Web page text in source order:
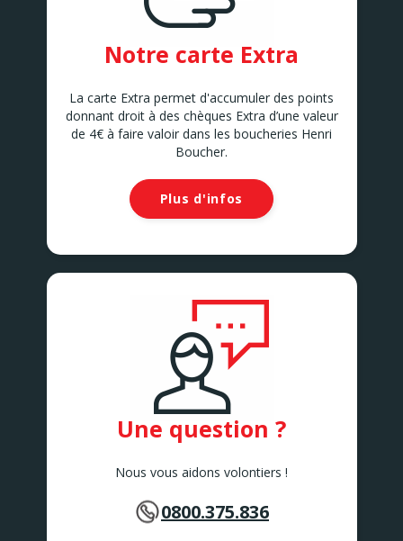
Notre carte Extra
La carte Extra permet d'accumuler des points
donnant droit à des chèques Extra d’une valeur
de 4€ à faire valoir dans les boucheries Henri
Boucher.
Plus d'infos
Une question ?
Nous vous aidons volontiers !
0800.375.836